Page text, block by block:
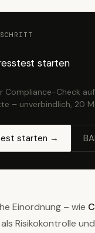
starten
Compliance-Check
– unverbindlich, 20
starten →
Einordnung – wie
als Risikokontrolle